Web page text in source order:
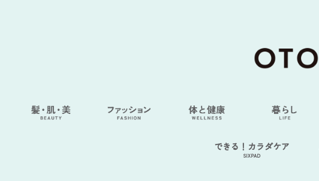
できる！カラダケア
SIXPAD